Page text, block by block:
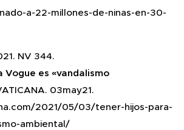
a-22-millones-de-ninas-en-30-
NV 344.
Vogue es «vandalismo
03may21.
2021/05/03/tener-hijos-para-
ambiental/